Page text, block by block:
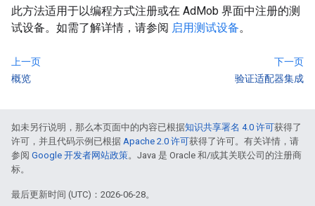
此方法适用于以编程方式注册或在 AdMob 界面中注册的测
试设备。如需了解详情，请参阅 启用测试设备。
上一页
概览
下一页
验证适配器集成
如未另行说明，那么本页面中的内容已根据知识共享署名 4.0 许可获得了
许可，并且代码示例已根据 Apache 2.0 许可获得了许可。有关详情，请
参阅 Google 开发者网站政策。Java 是 Oracle 和/或其关联公司的注册商
标。
最后更新时间 (UTC)：2026-06-28。